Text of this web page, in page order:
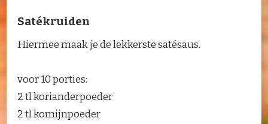
Satékruiden
Hiermee maak je de lekkerste satésaus.
voor 10 porties:
2 tl korianderpoeder
2 tl komijnpoeder